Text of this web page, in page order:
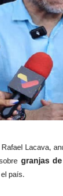
Lacava,
granjas
país.